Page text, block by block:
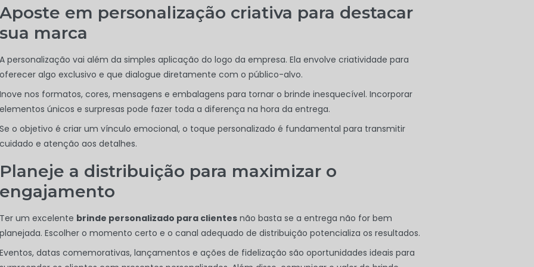
Aposte em personalização criativa para destacar
sua marca
A personalização vai além da simples aplicação do logo da empresa. Ela envolve criatividade para
oferecer algo exclusivo e que dialogue diretamente com o público-alvo.
Inove nos formatos, cores, mensagens e embalagens para tornar o brinde inesquecível. Incorporar
elementos únicos e surpresas pode fazer toda a diferença na hora da entrega.
Se o objetivo é criar um vínculo emocional, o toque personalizado é fundamental para transmitir
cuidado e atenção aos detalhes.
Planeje a distribuição para maximizar o
engajamento
Ter um excelente brinde personalizado para clientesnão basta se a entrega não for bem
planejada. Escolher o momento certo e o canal adequado de distribuição potencializa os resultados.
Eventos, datas comemorativas, lançamentos e ações de fidelização são oportunidades ideais para